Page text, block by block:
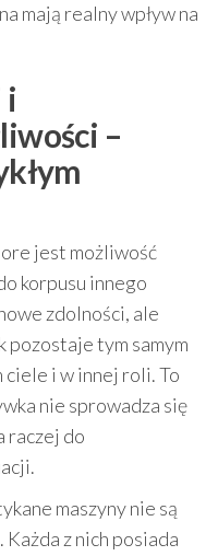
mają realny wpływ na
i
–
jest możliwość
korpusu innego
zdolności, ale
pozostaje tym samym
ciele i w innej roli. To
nie sprowadza się
raczej do
maszyny nie są
z nich posiada